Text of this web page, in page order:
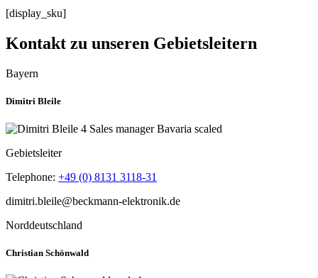
[display_sku]
Kontakt zu unseren Gebietsleitern
Bayern
Dimitri Bleile
Gebietsleiter
Telephone: +49 (0) 8131 3118-31
Norddeutschland
Christian Schönwald